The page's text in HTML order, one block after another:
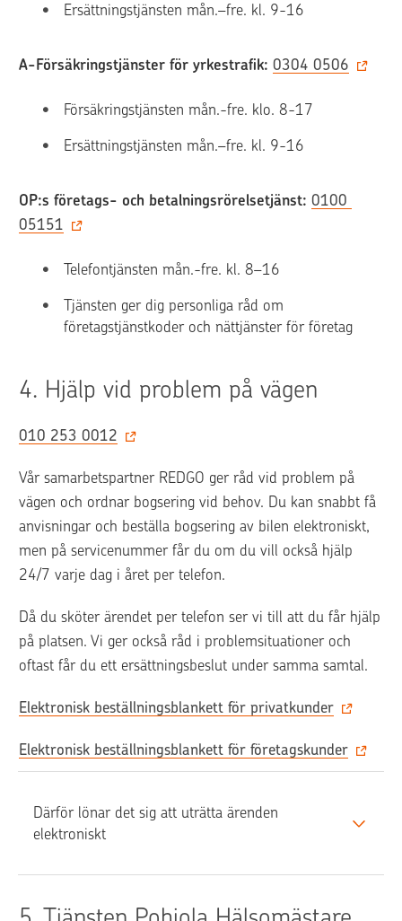
Ersättningstjänsten mån.–fre. kl. 9-16
A-Försäkringstjänster för yrkestrafik: 0304 0506
Försäkringstjänsten mån.-fre. klo. 8-17
Ersättningstjänsten mån.–fre. kl. 9-16
OP:s företags- och betalningsrörelsetjänst: 0100
05151
Telefontjänsten mån.-fre. kl. 8–16
Tjänsten ger dig personliga råd om
företagstjänstkoder och nättjänster för företag
4. Hjälp vid problem på vägen
010 253 0012
Vår samarbetspartner REDGO ger råd vid problem på
vägen och ordnar bogsering vid behov. Du kan snabbt få
anvisningar och beställa bogsering av bilen elektroniskt,
men på servicenummer får du om du vill också hjälp
24/7 varje dag i året per telefon.
Då du sköter ärendet per telefon ser vi till att du får hjälp
på platsen. Vi ger också råd i problemsituationer och
oftast får du ett ersättningsbeslut under samma samtal.
Elektronisk beställningsblankett för privatkunder
Elektronisk beställningsblankett för företagskunder
Därför lönar det sig att uträtta ärenden
elektroniskt